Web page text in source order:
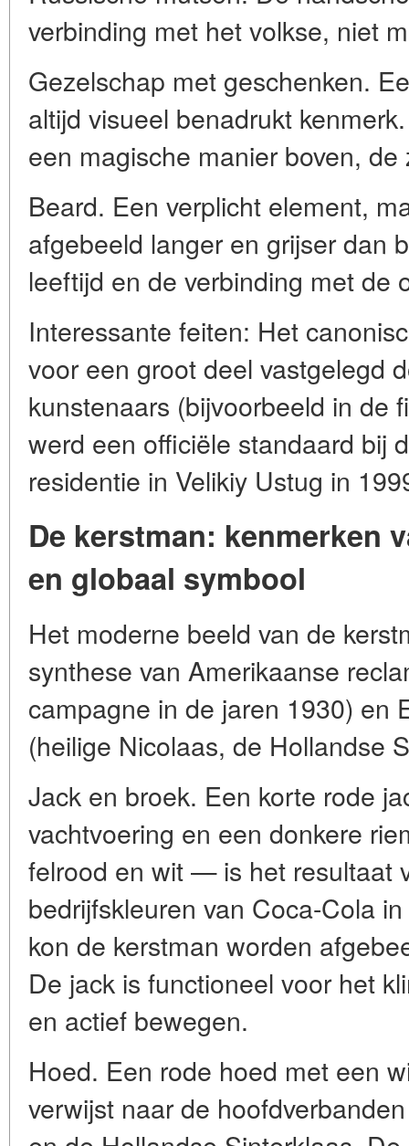
verbinding met het volkse, niet
Gezelschap met geschenken.
altijd visueel benadrukt
een magische manier boven,
Beard. Een verplicht element,
afgebeeld langer en grijser dan
leeftijd en de verbinding met de
Interessante feiten: Het
voor een groot deel vastgelegd
kunstenaars (bijvoorbeeld in de
werd een officiële standaard bij
residentie in Velikiy Ustug in
De kerstman: kenmerken
en globaal symbool
Het moderne beeld van de
synthese van Amerikaanse
campagne in de jaren 1930) en
(heilige Nicolaas, de Hollandse
Jack en broek. Een korte rode
vachtvoering en een donkere
felrood en wit — is het resultaat
bedrijfskleuren van Coca-Cola
kon de kerstman worden
De jack is functioneel voor het
en actief bewegen.
Hoed. Een rode hoed met een
verwijst naar de